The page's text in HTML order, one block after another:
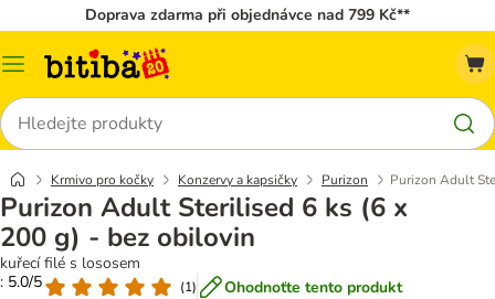
Doprava zdarma při objednávce nad 799 Kč**
Kategorie
Hledat
Krmivo pro kočky Konzervy a kapsičky Purizon Purizon Adult
Purizon Adult Sterilised 6 ks (6 x
200 g) - bez obilovin
kuřecí filé s lososem
: 5.0/5
(1) Ohodnoťte tento produkt